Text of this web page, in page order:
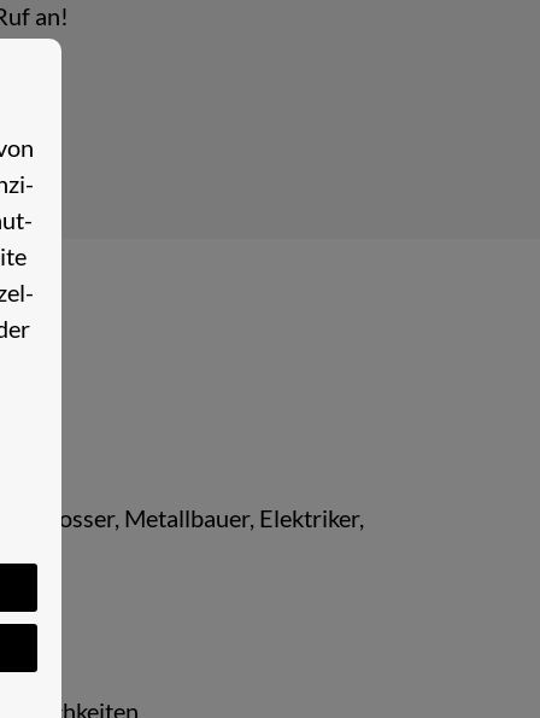
an!
Schlos­ser, Me­tall­bau­er, Elek­tri­ker,